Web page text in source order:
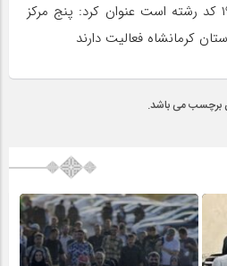
کاردانی ۱۰۹ رشته و‌تعداد ۱۹۷ کد رشته است عنوان کرد: پنج مرکز
کرمانشاه فعالیت دارند
برچسب می باشد.